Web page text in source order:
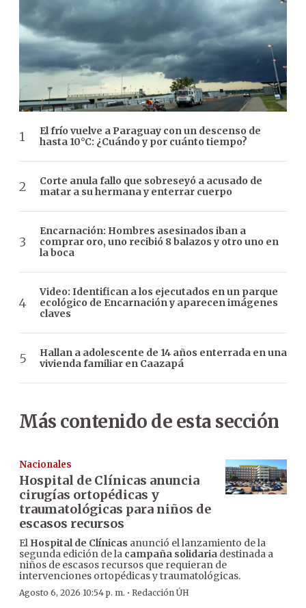
El frío vuelve a Paraguay con un descenso de
hasta 10°C: ¿Cuándo y por cuánto tiempo?
Corte anula fallo que sobreseyó a acusado de
matar a su hermana y enterrar cuerpo
Encarnación: Hombres asesinados iban a
comprar oro, uno recibió 8 balazos y otro uno en
la boca
Video: Identifican a los ejecutados en un parque
ecológico de Encarnación y aparecen imágenes
claves
Hallan a adolescente de 14 años enterrada en una
vivienda familiar en Caazapá
Más contenido de esta sección
Nacionales
Hospital de Clínicas anuncia
cirugías ortopédicas y
traumatológicas para niños de
escasos recursos
El Hospital de Clínicas anunció el lanzamiento de la
segunda edición de la campaña solidaria destinada a
niños de escasos recursos que requieran de
intervenciones ortopédicas y traumatológicas.
Agosto 6, 2026 10:54 p. m. · Redacción ÚH